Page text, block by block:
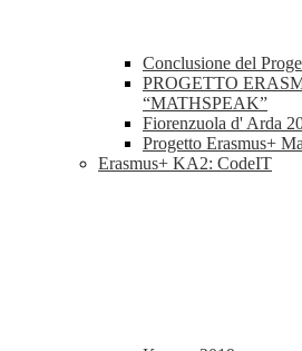
Conclusione del
PROGETTO
“MATHSPEAK”
Fiorenzuola d' Arda
Progetto Erasmus+
Erasmus+ KA2: CodeIT